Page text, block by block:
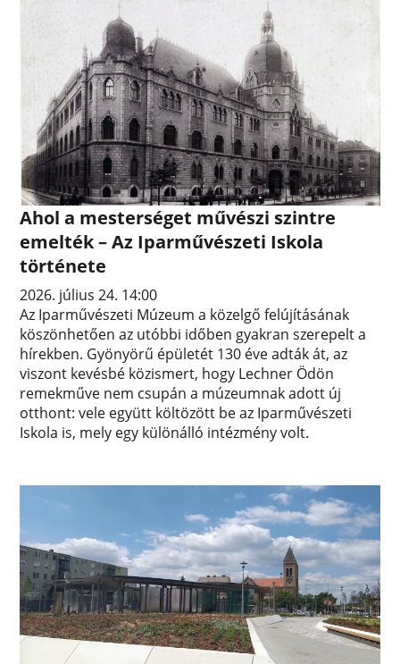
Ahol a mesterséget művészi szintre
emelték – Az Iparművészeti Iskola
története
2026. július 24. 14:00
Az Iparművészeti Múzeum a közelgő felújításának
köszönhetően az utóbbi időben gyakran szerepelt a
hírekben. Gyönyörű épületét 130 éve adták át, az
viszont kevésbé közismert, hogy Lechner Ödön
remekműve nem csupán a múzeumnak adott új
otthont: vele együtt költözött be az Iparművészeti
Iskola is, mely egy különálló intézmény volt.